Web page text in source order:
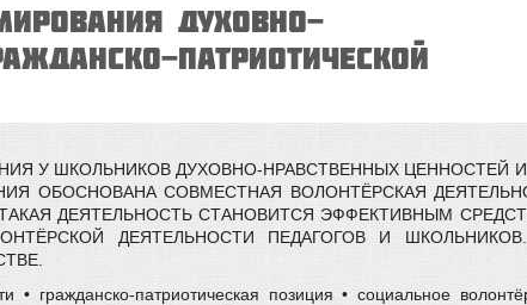
духовно-
патриотической
У ШКОЛЬНИКОВ ДУХОВНО-НРАВСТВЕННЫХ ЦЕННОСТЕЙ
ОБОСНОВАНА СОВМЕСТНАЯ ВОЛОНТЁРСКАЯ
ДЕЯТЕЛЬНОСТЬ СТАНОВИТСЯ ЭФФЕКТИВНЫМ
ДЕЯТЕЛЬНОСТИ ПЕДАГОГОВ И
• гражданско-патриотическая позиция • социальное